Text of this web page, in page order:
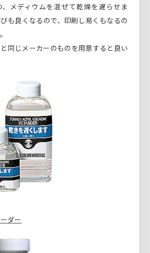
メディウムを混ぜて乾燥を遅らせま
も良くなるので、印刷し易くもなるの
同じメーカーのものを用意すると良い
ダー